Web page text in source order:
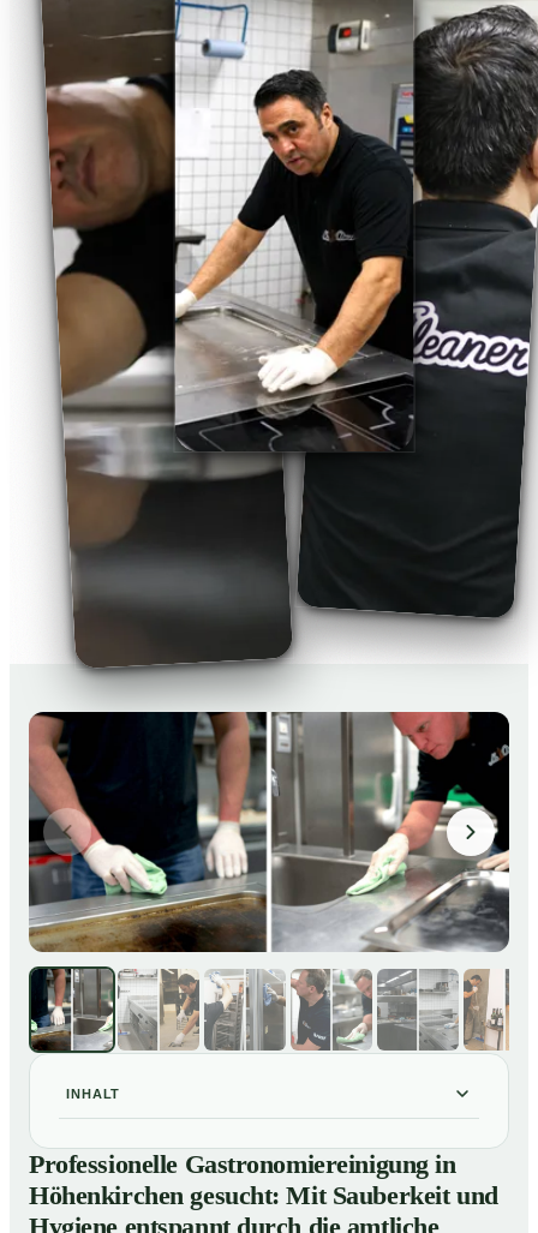
INHALT
01 Professionelle Gastronomiereinigung in Höhenkirchen
gesucht: Mit Sauberkeit und Hygiene entspannt durch
die amtliche Kontrolle
Professionelle Gastronomiereinigung in
Höhenkirchen gesucht: Mit Sauberkeit und
Hygiene entspannt durch die amtliche